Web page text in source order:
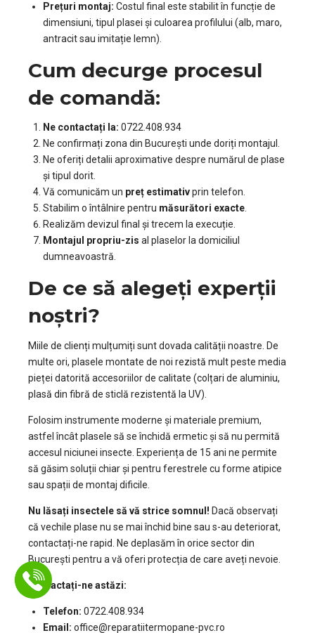
Prețuri montaj: Costul final este stabilit în funcție de
dimensiuni, tipul plasei și culoarea profilului (alb, maro,
antracit sau imitație lemn).
Cum decurge procesul
de comandă:
Ne contactați la: 0722.408.934
Ne confirmați zona din București unde doriți montajul.
Ne oferiți detalii aproximative despre numărul de plase
și tipul dorit.
Vă comunicăm un preț estimativprin telefon.
Stabilim o întâlnire pentru măsurători exacte.
Realizăm devizul final și trecem la execuție.
Montajul propriu-zis al plaselor la domiciliul
dumneavoastră.
De ce să alegeți experții
noștri?
Miile de clienți mulțumiți sunt dovada calității noastre. De
multe ori, plasele montate de noi rezistă mult peste media
pieței datorită accesoriilor de calitate (colțari de aluminiu,
plasă din fibră de sticlă rezistentă la UV).
Folosim instrumente moderne și materiale premium,
astfel încât plasele să se închidă ermetic și să nu permită
accesul niciunei insecte. Experiența de 15 ani ne permite
să găsim soluții chiar și pentru ferestrele cu forme atipice
sau spații de montaj dificile.
Nu lăsați insectele să vă strice somnul! Dacă observați
că vechile plase nu se mai închid bine sau s-au deteriorat,
contactați-ne rapid. Ne deplasăm în orice sector din
București pentru a vă oferi protecția de care aveți nevoie.
Contactați-ne astăzi:
Telefon: 0722.408.934
Email: office@reparatiitermopane-pvc.ro